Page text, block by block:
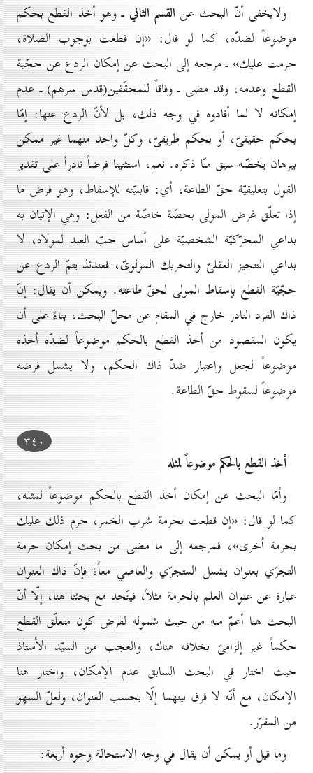
ولايخفى أنّ البحث عن القسم الثاني ـ وهو أخذ القطع بحكم
موضوعاً لضدّه، كما لو قال: «إن قطعت بوجوب الصلاة،
حرمت عليك» ـ مرجعه إلى البحث عن إمكان الردع عن حجّية
القطع وعدمه، وقد مضى ـ وفاقاً للمحقّقين(قدس سرهم) ـ عدم
إمكانه لا لما أفادوه في وجه ذلك، بل لأنّ الردع عنها: إمّا
بحكم حقيقىّ، أو بحكم طريقىّ، وكلّ واحد منهما غير ممكن
ببرهان يخصّه سبق منّا ذكره. نعم، استثنينا فرضاً نادراً على تقدير
القول بتعليقيّة حقّ الطاعة، أي: قابليّته للإسقاط، وهو فرض ما
إذا تعلّق غرض المولى بحصّة خاصّة من الفعل: وهي الإتيان به
بداعي المحرّكيّة الشخصيّة على أساس حبّ العبد لمولاه، لا
بداعي التنجيز العقلىّ والتحريك المولوىّ، فعندئذ يتمّ الردع عن
حجّيّة القطع بإسقاط المولى لحقّ طاعته. ويمكن أن يقال: إنّ
ذاك الفرد النادر خارج في المقام عن محلّ البحث، بناءً على أن
يكون المقصود من أخذ القطع بالحكم موضوعاً لضدّه أخذه
موضوعاً لجعل واعتبار ضدّ ذاك الحكم، ولا يشمل فرضه
موضوعاً لسقوط حقّ الطاعة.
۳٤٠
أخذ القطع بالحكم موضوعاً لمثله
وأمّا البحث عن إمكان أخذ القطع بالحكم موضوعاً لمثله،
كما لو قال: «إن قطعت بحرمة شرب الخمر، حرم ذلك عليك
بحرمة اُخرى»، فمرجعه إلى ما مضى من بحث إمكان حرمة
التجرّي بعنوان يشمل المتجرّي والعاصي معاً؛ فإنّ ذاك العنوان
عبارة عن عنوان العلم بالحرمة مثلاً، فيتّحد مع بحثنا هنا، إلّا أنّ
البحث هنا أعمّ منه من حيث شموله لفرض كون متعلّق القطع
حكماً غير إلزامىّ بخلافه هناك، والعجب من السيّد الاُستاذ
حيث اختار في البحث السابق عدم الإمكان، واختار هنا
الإمكان، مع أنّه لا فرق بينهما إلّا بحسب العنوان، ولعلّ السهو
من المقرّر.
وما قيل أو يمكن أن يقال في وجه الاستحالة وجوه أربعة: